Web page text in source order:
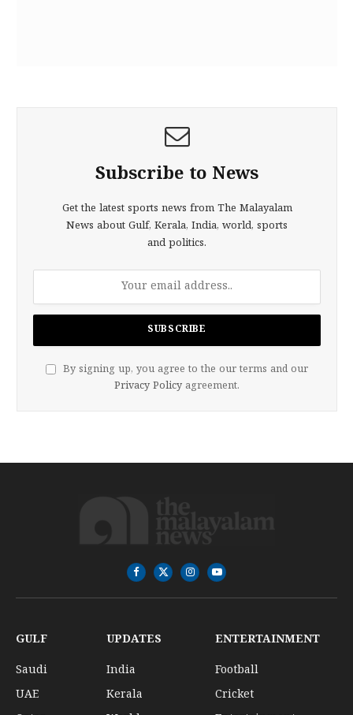
Subscribe to News
Get the latest sports news from The Malayalam
News about Gulf, Kerala, India, world, sports
and politics.
By signing up, you agree to the our terms and our
Privacy Policy agreement.
Facebook
X
(Twitter)
InstagramYouTube
GULF
Saudi
UAE
UPDATES
India
Kerala
ENTERTAINMENT
Football
Cricket